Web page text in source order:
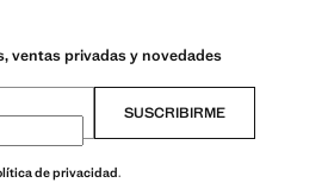
ventas privadas y novedades
SUSCRIBIRME
de privacidad.